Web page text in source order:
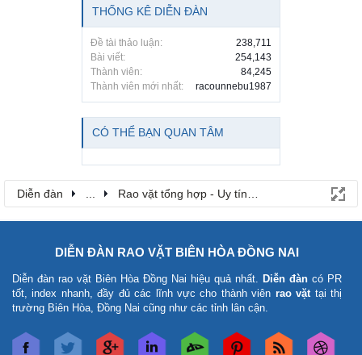
THỐNG KÊ DIỄN ĐÀN
Đề tài thảo luận:
238,711
Bài viết:
254,143
Thành viên:
84,245
Thành viên mới nhất:
racounnebu1987
CÓ THỂ BẠN QUAN TÂM
Diễn đàn Rao vặt tổng hợp - Uy tín - Miễn phí
DIỄN ĐÀN RAO VẶT BIÊN HÒA ĐỒNG NAI
Diễn đàn rao vặt Biên Hòa Đồng Nai hiệu quả nhất. Diễn đàn có PR
tốt, index nhanh, đầy đủ các lĩnh vực cho thành viên rao vặttại thị
trường Biên Hòa, Đồng Nai cũng như các tỉnh lân cận.